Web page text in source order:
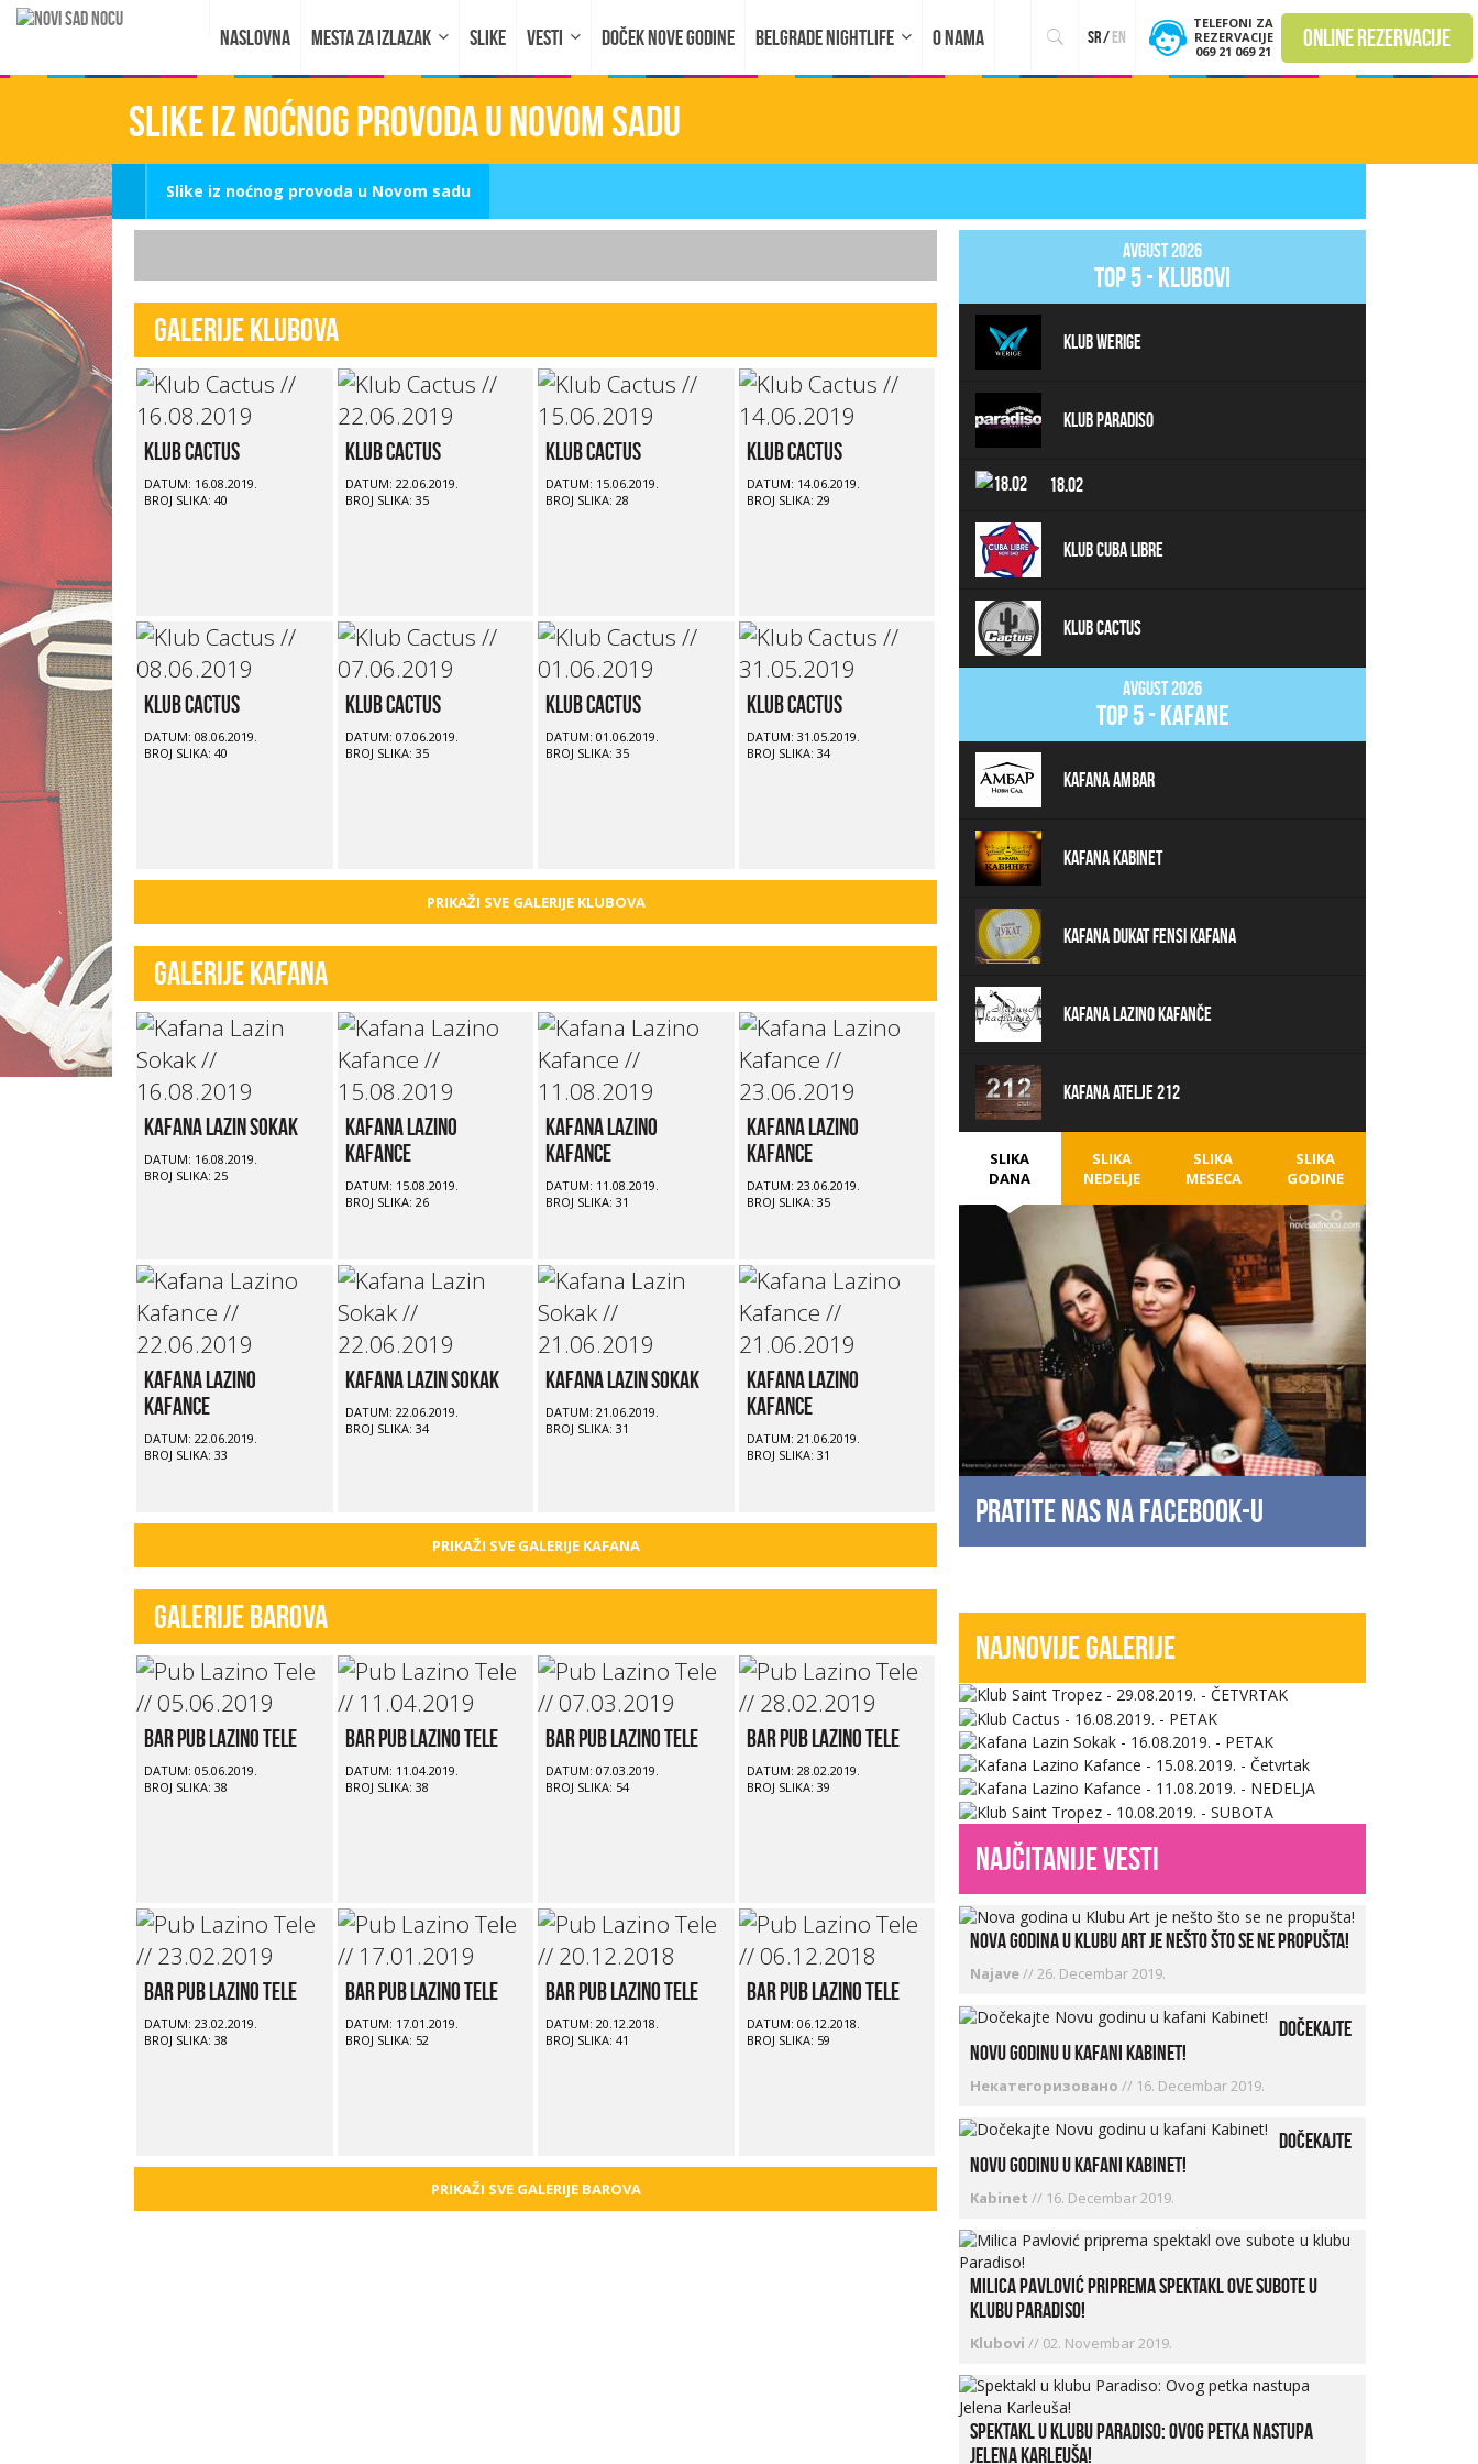
NASLOVNA MESTA ZA IZLAZAK SLIKE VESTI DOČEK NOVE GODINE BELGRADE NIGHTLIFE O NAMA sr/en
TELEFONI ZA
REZERVACIJE
069 21 069 21
online rezervacije
Slike iz noćnog provoda u Novom sadu
Slike iz noćnog provoda u Novom sadu
Galerije klubova
Klub Cactus
DATUM: 16.08.2019.
BROJ SLIKA: 40
Klub Cactus
DATUM: 22.06.2019.
BROJ SLIKA: 35
Klub Cactus
DATUM: 15.06.2019.
BROJ SLIKA: 28
Klub Cactus
DATUM: 14.06.2019.
BROJ SLIKA: 29
Klub Cactus
DATUM: 08.06.2019.
BROJ SLIKA: 40
Klub Cactus
DATUM: 07.06.2019.
BROJ SLIKA: 35
Klub Cactus
DATUM: 01.06.2019.
BROJ SLIKA: 35
Klub Cactus
DATUM: 31.05.2019.
BROJ SLIKA: 34
PRIKAŽI SVE GALERIJE KLUBOVA
Galerije kafana
Kafana Lazin Sokak
DATUM: 16.08.2019.
BROJ SLIKA: 25
Kafana Lazino
Kafance
DATUM: 15.08.2019.
BROJ SLIKA: 26
Kafana Lazino
Kafance
DATUM: 11.08.2019.
BROJ SLIKA: 31
Kafana Lazino
Kafance
DATUM: 23.06.2019.
BROJ SLIKA: 35
Kafana Lazino
Kafance
DATUM: 22.06.2019.
BROJ SLIKA: 33
Kafana Lazin Sokak
DATUM: 22.06.2019.
BROJ SLIKA: 34
Kafana Lazin Sokak
DATUM: 21.06.2019.
BROJ SLIKA: 31
Kafana Lazino
Kafance
DATUM: 21.06.2019.
BROJ SLIKA: 31
PRIKAŽI SVE GALERIJE KAFANA
Galerije barova
Bar Pub Lazino Tele
DATUM: 05.06.2019.
BROJ SLIKA: 38
Bar Pub Lazino Tele
DATUM: 11.04.2019.
BROJ SLIKA: 38
Bar Pub Lazino Tele
DATUM: 07.03.2019.
BROJ SLIKA: 54
Bar Pub Lazino Tele
DATUM: 28.02.2019.
BROJ SLIKA: 39
Bar Pub Lazino Tele
DATUM: 23.02.2019.
BROJ SLIKA: 38
Bar Pub Lazino Tele
DATUM: 17.01.2019.
BROJ SLIKA: 52
Bar Pub Lazino Tele
DATUM: 20.12.2018.
BROJ SLIKA: 41
Bar Pub Lazino Tele
DATUM: 06.12.2018.
BROJ SLIKA: 59
PRIKAŽI SVE GALERIJE BAROVA
Avgust 2026
top 5 - klubovi
Klub Werige
Klub Paradiso
18.02
Klub Cuba Libre
Klub Cactus
Avgust 2026
top 5 - kafane
Kafana Ambar
Kafana Kabinet
Kafana Dukat Fensi Kafana
Kafana Lazino Kafanče
Kafana Atelje 212
SLIKA
DANA
SLIKA
NEDELJE
SLIKA
MESECA
SLIKA
GODINE
Pratite nas na facebook-u
Najnovije galerije
najčitanije vesti
Nova godina u Klubu Art je nešto što se ne propušta!
Najave//26. Decembar 2019.
Dočekajte
Novu godinu u kafani Kabinet!
Некатегоризовано // 16. Decembar 2019.
Dočekajte
Novu godinu u kafani Kabinet!
Kabinet // 16. Decembar 2019.
Milica Pavlović priprema spektakl ove subote u
klubu Paradiso!
Klubovi // 02. Novembar 2019.
Spektakl u klubu Paradiso: Ovog petka nastupa
Jelena Karleuša!